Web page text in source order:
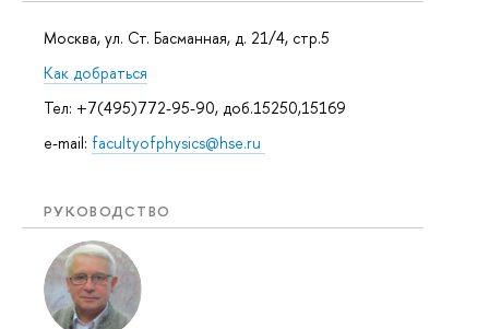
Москва, ул. Ст. Басманная, д. 21/4, стр.5
Как добраться
Тел: +7(495)772-95-90, доб.15250,15169
e-mail: facultyofphysics@hse.ru
РУКОВОДСТВО